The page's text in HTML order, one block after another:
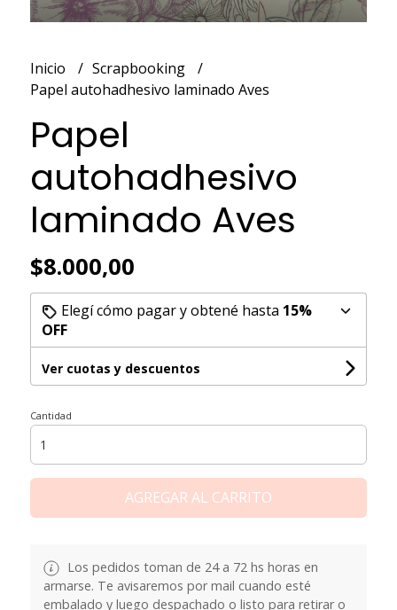
Inicio
Scrapbooking
Papel autohadhesivo laminado Aves
Papel
autohadhesivo
laminado Aves
$8.000,00
Elegí cómo pagar y obtené hasta 15%
OFF
Ver cuotas y descuentos
Cantidad
AGREGAR AL CARRITO
Los pedidos toman de 24 a 72 hs horas en
armarse. Te avisaremos por mail cuando esté
embalado y luego despachado o listo para retirar o